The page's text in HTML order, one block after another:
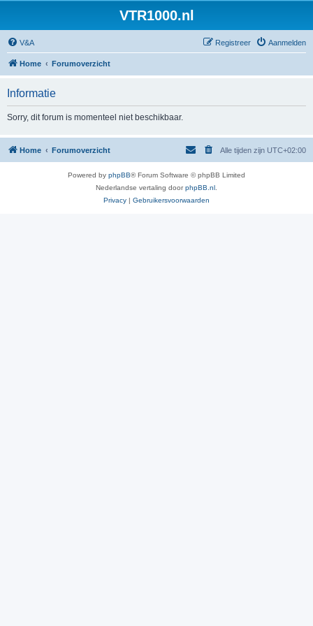
VTR1000.nl
V&A Aanmelden
Registreer
Home Forumoverzicht
Informatie
Sorry, dit forum is momenteel niet beschikbaar.
Home Forumoverzicht Alle tijden zijn UTC+02:00
Powered by phpBB® Forum Software © phpBB Limited
Nederlandse vertaling doorphpBB.nl
Privacy | Gebruikersvoorwaarden